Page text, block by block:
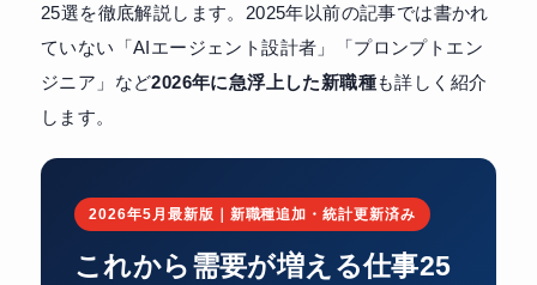
25選を徹底解説します。2025年以前の記事では書かれ
ていない「AIエージェント設計者」「プロンプトエン
ジニア」など2026年に急浮上した新職種も詳しく紹介
します。
2026年5月最新版｜新職種追加・統計更新済み
これから需要が増える仕事25